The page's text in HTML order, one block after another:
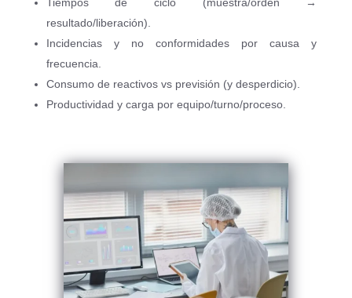
Tiempos de ciclo (muestra/orden →
resultado/liberación).
Incidencias y no conformidades por causa y
frecuencia.
Consumo de reactivos vs previsión (y desperdicio).
Productividad y carga por equipo/turno/proceso.